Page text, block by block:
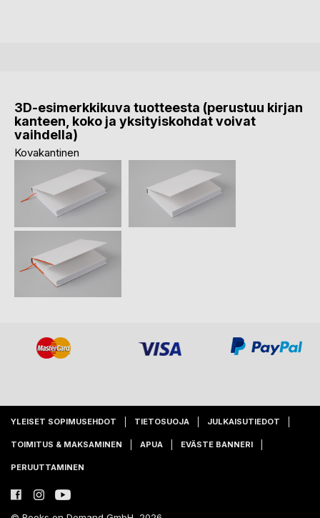
3D-esimerkkikuva tuotteesta (perustuu kirjan
kanteen, koko ja yksityiskohdat voivat
vaihdella)
Kovakantinen
YLEISET SOPIMUSEHDOT TIETOSUOJA JULKAISUTIEDOT
TOIMITUS & MAKSAMINEN APUA EVÄSTE BANNERI
PERUUTTAMINEN